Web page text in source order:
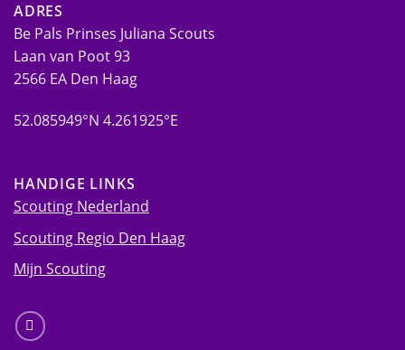
ADRES
Be Pals Prinses Juliana Scouts
Laan van Poot 93
2566 EA Den Haag
52.085949°N 4.261925°E
HANDIGE LINKS
Scouting Nederland
Scouting Regio Den Haag
Mijn Scouting